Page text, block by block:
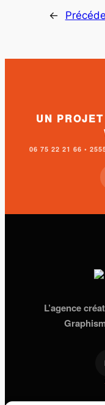
←
UN
06 75 22 21 66 •
L’agence